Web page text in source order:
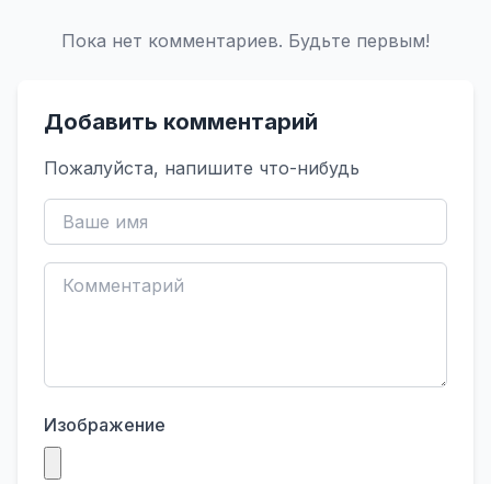
Пока нет комментариев. Будьте первым!
Добавить комментарий
Пожалуйста, напишите что-нибудь
Изображение